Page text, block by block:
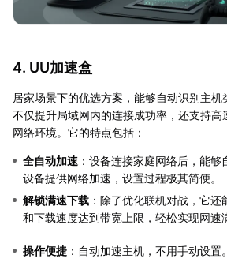
4. UU加速盒
居家场景下的优选方案，能够自动识别主机
不仅提升局域网内的连接成功率，还支持高
网络环境。它的特点包括：
全自动加速 ：设备连接家庭网络后，能
设备提供网络加速，设置过程极其简便。
解锁满速下载 ：除了优化联机对战，它
和下载速度达到带宽上限，轻松实现网速
操作便捷 ：自动加速主机，不用手动设置。